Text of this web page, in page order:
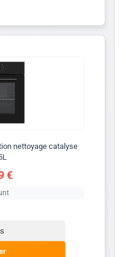
nettoyage catalyse
€